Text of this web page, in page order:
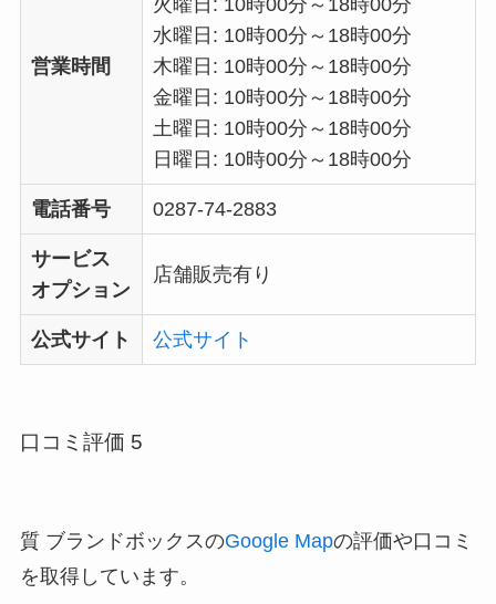
営業時間
火曜日: 10時00分～18時00分
水曜日: 10時00分～18時00分
木曜日: 10時00分～18時00分
金曜日: 10時00分～18時00分
土曜日: 10時00分～18時00分
日曜日: 10時00分～18時00分
電話番号 0287-74-2883
サービス
オプション
店舗販売有り
公式サイト 公式サイト
口コミ評価 5
質 ブランドボックスのGoogle Mapの評価や口コミ
を取得しています。